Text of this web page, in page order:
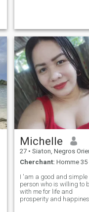
Michelle
27 • Siaton, Negros Oriental,
Cherchant: Homme 35
I 'am a good and simple
person who is willing to
with me for life and
prosperity and